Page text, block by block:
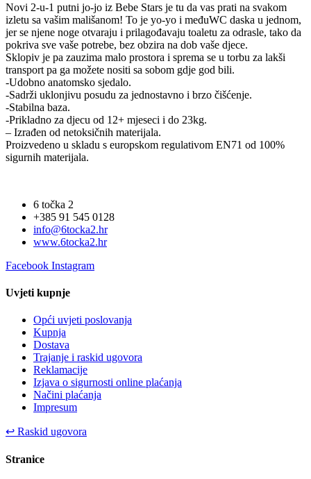
Novi 2-u-1 putni jo-jo iz Bebe Stars je tu da vas prati na svakom
izletu sa vašim mališanom! To je yo-yo i međuWC daska u jednom,
jer se njene noge otvaraju i prilagođavaju toaletu za odrasle, tako da
pokriva sve vaše potrebe, bez obzira na dob vaše djece.
Sklopiv je pa zauzima malo prostora i sprema se u torbu za lakši
transport pa ga možete nositi sa sobom gdje god bili.
-Udobno anatomsko sjedalo.
-Sadrži uklonjivu posudu za jednostavno i brzo čišćenje.
-Stabilna baza.
-Prikladno za djecu od 12+ mjeseci i do 23kg.
– Izrađen od netoksičnih materijala.
Proizvedeno u skladu s europskom regulativom EN71 od 100%
sigurnih materijala.
6 točka 2
+385 91 545 0128
info@6tocka2.hr
www.6tocka2.hr
Facebook Instagram
Uvjeti kupnje
Opći uvjeti poslovanja
Kupnja
Dostava
Trajanje i raskid ugovora
Reklamacije
Izjava o sigurnosti online plaćanja
Načini plaćanja
Impresum
↩ Raskid ugovora
Stranice